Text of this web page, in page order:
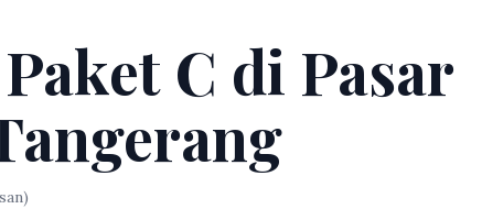
C di Pasar